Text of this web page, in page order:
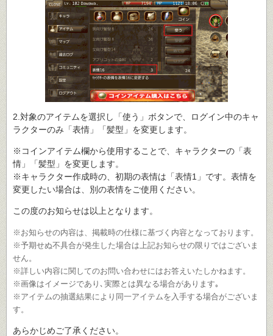
2.対象のアイテムを選択し「使う」ボタンで、ログイン中のキャ
ラクターのみ「表情」「髪型」を変更します。
※コインアイテム欄から使用することで、キャラクターの「表
情」「髪型」を変更します。
※キャラクター作成時の、初期の表情は「表情1」です。表情を
変更したい場合は、別の表情をご使用ください。
この度のお知らせは以上となります。
※お知らせの内容は、掲載時の仕様に基づく内容となっております。
※予期せぬ不具合が発生した場合は上記お知らせの限りではございま
せん。
※詳しい内容に関してのお問い合わせにはお答えいたしかねます。
※画像はイメージであり､実際とは異なる場合があります｡
※アイテムの抽選結果により同一アイテムを入手する場合がございま
す。
あらかじめご了承ください。